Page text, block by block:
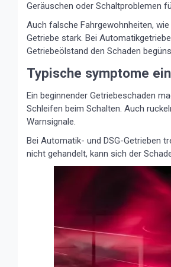
Geräuschen oder Schaltproblemen
Auch falsche Fahrgewohnheiten,
Getriebe stark. Bei
Getriebeölstand den Schaden
Typische symptome
Ein beginnender Getriebeschaden
Schleifen beim Schalten. Auch
Warnsignale.
Bei Automatik- und DSG-Getrieben
nicht gehandelt, kann sich der